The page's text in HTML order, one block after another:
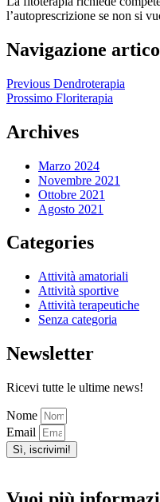
l’autoprescrizione se non si
Navigazione
Previous Dendroterapia
Prossimo Floriterapia
Archives
Marzo 2024
Novembre 2021
Ottobre 2021
Agosto 2021
Categories
Attività amatoriali
Attività sportive
Attività terapeutiche
Senza categoria
Newsletter
Ricevi tutte le ultime news!
Nome
Email
Sì, iscrivimi!